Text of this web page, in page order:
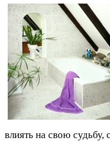
влиять на свою судьбу,